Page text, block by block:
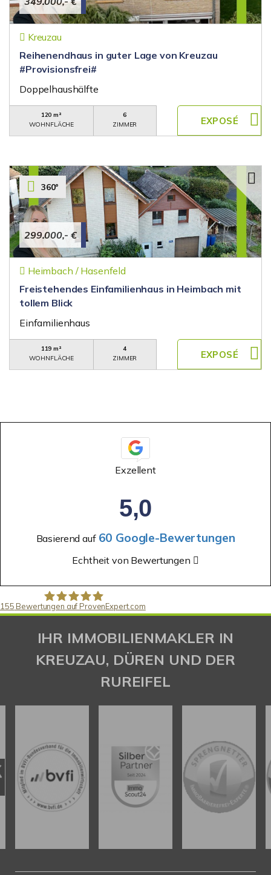
Kreuzau
Reihenendhaus in guter Lage von Kreuzau
#Provisionsfrei#
Doppelhaushälfte
120 m²
WOHNFLÄCHE
6
ZIMMER
299.000,- €
360°
Heimbach / Hasenfeld
Freistehendes Einfamilienhaus in Heimbach mit
tollem Blick
Einfamilienhaus
119 m²
WOHNFLÄCHE
4
ZIMMER
Exzellent
5,0
Basierend auf 60 Google-Bewertungen
Echtheit von Bewertungen
Gaspar Immobilienberatung
155 Bewertungen auf ProvenExpert.com
IHR IMMOBILIENMAKLER IN
KREUZAU, DÜREN UND DER
RUREIFEL